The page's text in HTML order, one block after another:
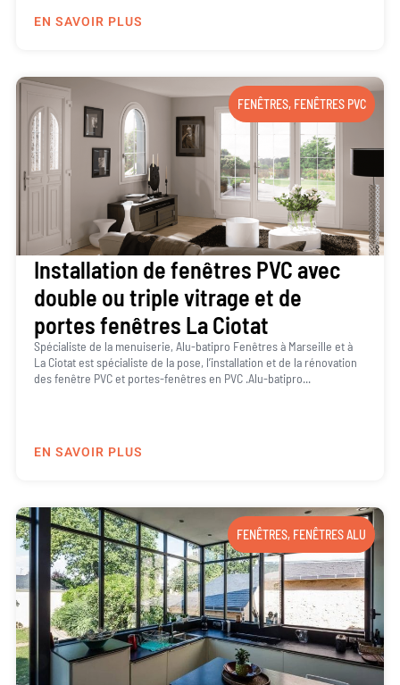
EN SAVOIR PLUS
FENÊTRES, FENÊTRES PVC
Installation de fenêtres PVC avec
double ou triple vitrage et de
portes fenêtres La Ciotat
Spécialiste de la menuiserie, Alu-batipro Fenêtres à Marseille et à
La Ciotat est spécialiste de la pose, l’installation et de la rénovation
des fenêtre PVC et portes-fenêtres en PVC .Alu-batipro...
EN SAVOIR PLUS
FENÊTRES, FENÊTRES ALU